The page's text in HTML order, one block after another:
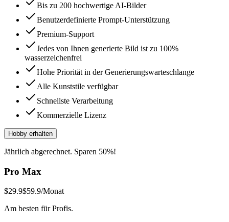
Bis zu 200 hochwertige AI-Bilder
Benutzerdefinierte Prompt-Unterstützung
Premium-Support
Jedes von Ihnen generierte Bild ist zu 100%
wasserzeichenfrei
Hohe Priorität in der Generierungswarteschlange
Alle Kunststile verfügbar
Schnellste Verarbeitung
Kommerzielle Lizenz
Hobby erhalten
Jährlich abgerechnet. Sparen 50%!
Pro Max
$29.9$59.9/Monat
Am besten für Profis.